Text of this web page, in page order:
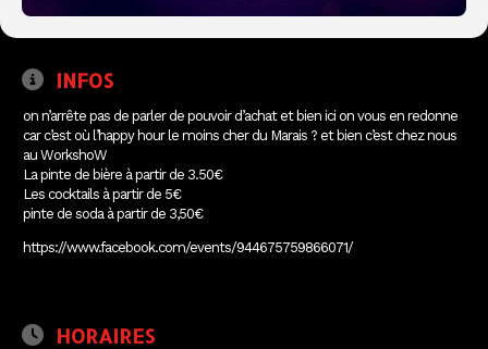
INFOS
on n’arrête pas de parler de pouvoir d’achat et bien ici on vous en redonne
car c’est où l’happy hour le moins cher du Marais ? et bien c’est chez nous
au WorkshoW
La pinte de bière à partir de 3.50€
Les cocktails à partir de 5€
pinte de soda à partir de 3,50€
https://www.facebook.com/events/944675759866071/
HORAIRES